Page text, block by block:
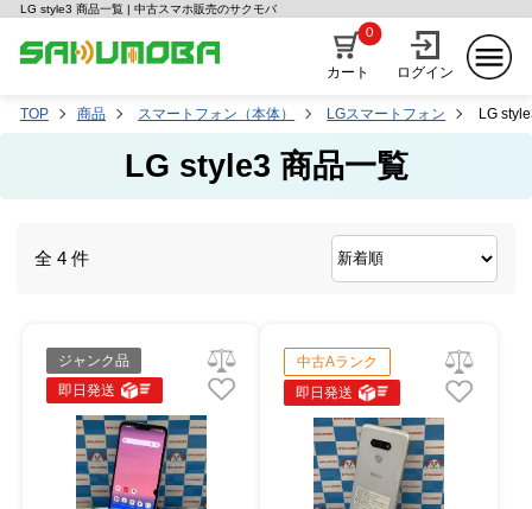
LG style3 商品一覧 | 中古スマホ販売のサクモバ
カート
0
ログイン
TOP 商品 スマートフォン（本体） LGスマートフォン LG
LG style3 商品一覧
全 4 件
ジャンク品
即日発送
中古Aランク
即日発送